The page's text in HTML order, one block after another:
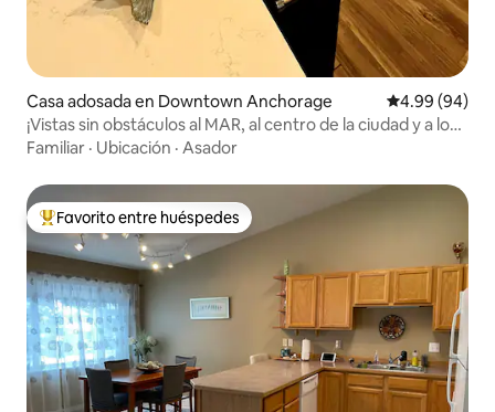
Casa adosada en Downtown Anchorage Calificación
4.99 (94)
¡Vistas sin obstáculos al MAR, al centro de la ciudad y a los
senderos!
Familiar · Ubicación · Asador
De los mejores en Favorito entre huéspedes
Favorito entre huéspedes